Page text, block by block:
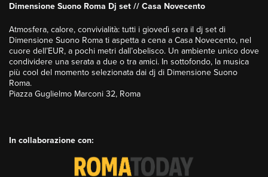
Dimensione Suono Roma Dj set // Casa Novecento
Atmosfera, calore, convivialità: tutti i giovedì sera il dj set di
Dimensione Suono Roma ti aspetta a cena a Casa Novecento, nel
cuore dell’EUR, a pochi metri dall’obelisco. Un ambiente unico dove
condividere una serata a due o tra amici. In sottofondo, la musica
più cool del momento selezionata dai dj di Dimensione Suono
Roma.
Piazza Guglielmo Marconi 32, Roma
In collaborazione con: